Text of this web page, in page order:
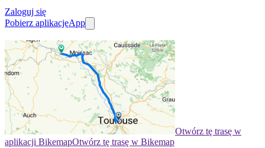
Zaloguj się
Pobierz aplikacjęApp
Otwórz tę trasę w
aplikacji BikemapOtwórz tę trasę w Bikemap